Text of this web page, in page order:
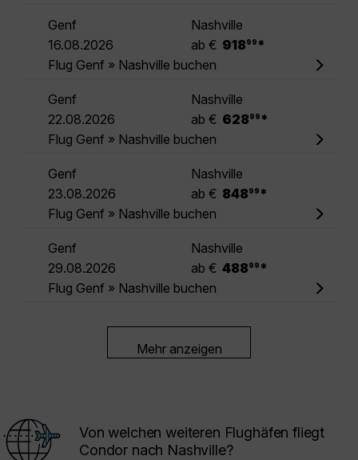
Genf
Nashville
16.08.2026
ab € 918 99 *
Flug Genf » Nashville buchen
Genf
Nashville
22.08.2026
ab € 628 99 *
Flug Genf » Nashville buchen
Genf
Nashville
23.08.2026
ab € 848 99 *
Flug Genf » Nashville buchen
Genf
Nashville
29.08.2026
ab € 488 99 *
Flug Genf » Nashville buchen
Mehr anzeigen
Von welchen weiteren Flughäfen fliegt
Condor nach Nashville?